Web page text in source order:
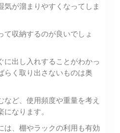
気が溜まりやすくなってしま
て収納するのが良いでしょ
に出し入れすることがわかっ
らく取り出さないものは奥
など、使用頻度や重量を考え
なります。
は、棚やラックの利用も有効